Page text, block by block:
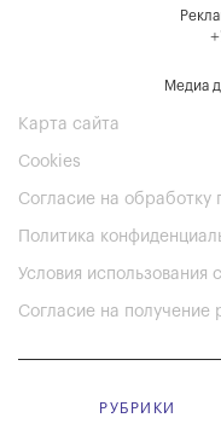
Медиа
Карта сайта
Cookies
Согласие на обработку
Политика
Условия использования
Согласие на получение
РУБРИКИ